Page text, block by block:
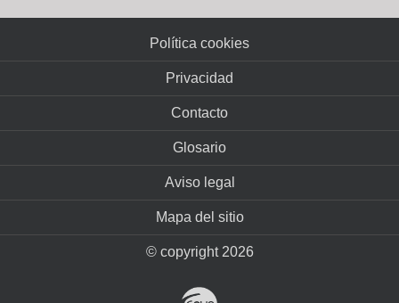
Política cookies
Privacidad
Contacto
Glosario
Aviso legal
Mapa del sitio
© copyright 2026